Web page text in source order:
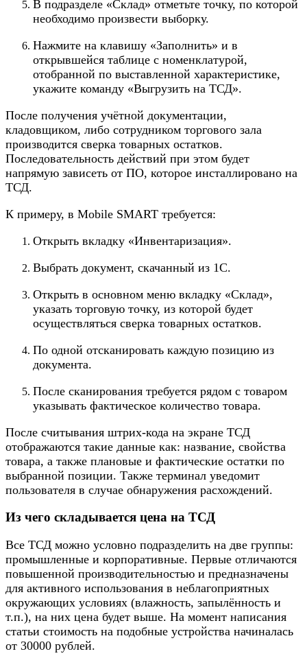
В подразделе «Склад» отметьте точку, по которой
необходимо произвести выборку.
Нажмите на клавишу «Заполнить» и в
открывшейся таблице с номенклатурой,
отобранной по выставленной характеристике,
укажите команду «Выгрузить на ТСД».
После получения учётной документации,
кладовщиком, либо сотрудником торгового зала
производится сверка товарных остатков.
Последовательность действий при этом будет
напрямую зависеть от ПО, которое инсталлировано на
ТСД.
К примеру, в Mobile SMART требуется:
Открыть вкладку «Инвентаризация».
Выбрать документ, скачанный из 1С.
Открыть в основном меню вкладку «Склад»,
указать торговую точку, из которой будет
осуществляться сверка товарных остатков.
По одной отсканировать каждую позицию из
документа.
После сканирования требуется рядом с товаром
указывать фактическое количество товара.
После считывания штрих-кода на экране ТСД
отображаются такие данные как: название, свойства
товара, а также плановые и фактические остатки по
выбранной позиции. Также терминал уведомит
пользователя в случае обнаружения расхождений.
Из чего складывается цена на ТСД
Все ТСД можно условно подразделить на две группы:
промышленные и корпоративные. Первые отличаются
повышенной производительностью и предназначены
для активного использования в неблагоприятных
окружающих условиях (влажность, запылённость и
т.п.), на них цена будет выше. На момент написания
статьи стоимость на подобные устройства начиналась
от 30000 рублей.